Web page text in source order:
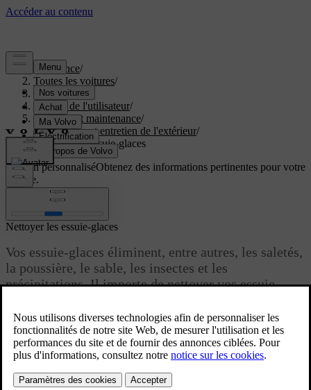
Assistance/
Toutes les voitures/
EC40 2027/
Manuel de l'utilisateur/
Entretien et maintenance/
Nettoyage et entretien de l'extérieur/
Nettoyer les essuie-glaces
Soutien personnaliséObtenez des informations pertinentes pour votre
voiture.
Connexion
Mis à jour 28/10/2024
Nettoyer les essuie-glaces
Vos essuie-glaces éliminent, entre autres, les saletés,
la poussière, le sable, les insectes et les
précipitations. Il importe de nettoyer vos essuie-
vision de la route et pour prolonger la durée de vie
des balais.
Activez la position d'entretien des essuie-glaces par l'intermédiaire